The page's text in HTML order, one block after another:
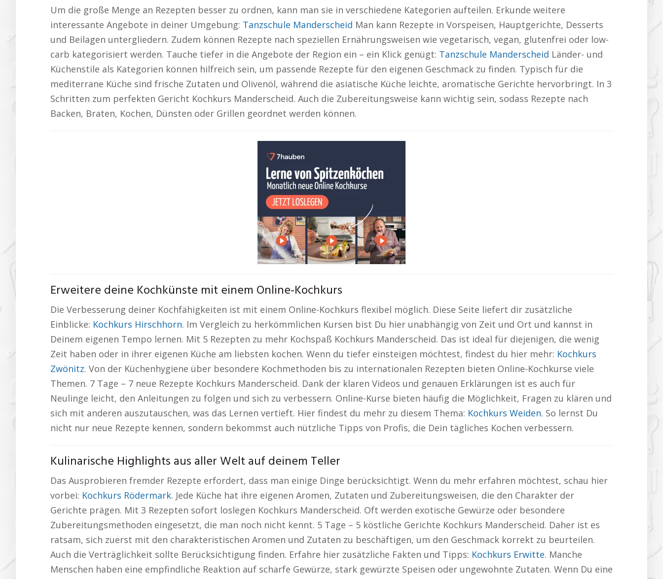
Um die große Menge an Rezepten besser zu ordnen, kann man sie in verschiedene Kategorien aufteilen. Erkunde weitere
interessante Angebote in deiner Umgebung: Tanzschule Manderscheid Man kann Rezepte in Vorspeisen, Hauptgerichte, Desserts
und Beilagen untergliedern. Zudem können Rezepte nach speziellen Ernährungsweisen wie vegetarisch, vegan, glutenfrei oder low-
carb kategorisiert werden. Tauche tiefer in die Angebote der Region ein – ein Klick genügt: Tanzschule Manderscheid Länder- und
Küchenstile als Kategorien können hilfreich sein, um passende Rezepte für den eigenen Geschmack zu finden. Typisch für die
mediterrane Küche sind frische Zutaten und Olivenöl, während die asiatische Küche leichte, aromatische Gerichte hervorbringt. In 3
Schritten zum perfekten Gericht Kochkurs Manderscheid. Auch die Zubereitungsweise kann wichtig sein, sodass Rezepte nach
Backen, Braten, Kochen, Dünsten oder Grillen geordnet werden können.
Erweitere deine Kochkünste mit einem Online-Kochkurs
Die Verbesserung deiner Kochfähigkeiten ist mit einem Online-Kochkurs flexibel möglich. Diese Seite liefert dir zusätzliche
Einblicke: Kochkurs Hirschhorn. Im Vergleich zu herkömmlichen Kursen bist Du hier unabhängig von Zeit und Ort und kannst in
Deinem eigenen Tempo lernen. Mit 5 Rezepten zu mehr Kochspaß Kochkurs Manderscheid. Das ist ideal für diejenigen, die wenig
Zeit haben oder in ihrer eigenen Küche am liebsten kochen. Wenn du tiefer einsteigen möchtest, findest du hier mehr: Kochkurs
Zwönitz. Von der Küchenhygiene über besondere Kochmethoden bis zu internationalen Rezepten bieten Online-Kochkurse viele
Themen. 7 Tage – 7 neue Rezepte Kochkurs Manderscheid. Dank der klaren Videos und genauen Erklärungen ist es auch für
Neulinge leicht, den Anleitungen zu folgen und sich zu verbessern. Online-Kurse bieten häufig die Möglichkeit, Fragen zu klären und
sich mit anderen auszutauschen, was das Lernen vertieft. Hier findest du mehr zu diesem Thema: Kochkurs Weiden. So lernst Du
nicht nur neue Rezepte kennen, sondern bekommst auch nützliche Tipps von Profis, die Dein tägliches Kochen verbessern.
Kulinarische Highlights aus aller Welt auf deinem Teller
Das Ausprobieren fremder Rezepte erfordert, dass man einige Dinge berücksichtigt. Wenn du mehr erfahren möchtest, schau hier
vorbei: Kochkurs Rödermark. Jede Küche hat ihre eigenen Aromen, Zutaten und Zubereitungsweisen, die den Charakter der
Gerichte prägen. Mit 3 Rezepten sofort loslegen Kochkurs Manderscheid. Oft werden exotische Gewürze oder besondere
Zubereitungsmethoden eingesetzt, die man noch nicht kennt. 5 Tage – 5 köstliche Gerichte Kochkurs Manderscheid. Daher ist es
ratsam, sich zuerst mit den charakteristischen Aromen und Zutaten zu beschäftigen, um den Geschmack korrekt zu beurteilen.
Auch die Verträglichkeit sollte Berücksichtigung finden. Erfahre hier zusätzliche Fakten und Tipps: Kochkurs Erwitte. Manche
Menschen haben eine empfindliche Reaktion auf scharfe Gewürze, stark gewürzte Speisen oder ungewohnte Zutaten. Wenn Du eine